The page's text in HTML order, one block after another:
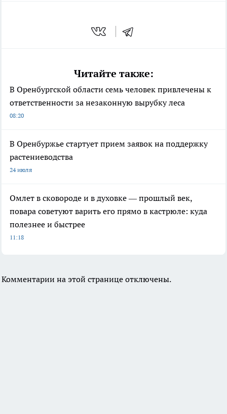
Читайте также:
В Оренбургской области семь человек привлечены к
ответственности за незаконную вырубку леса
08:20
В Оренбуржье стартует прием заявок на поддержку
растениеводства
24 июля
Омлет в сковороде и в духовке — прошлый век,
повара советуют варить его прямо в кастрюле: куда
полезнее и быстрее
11:18
Комментарии на этой странице отключены.